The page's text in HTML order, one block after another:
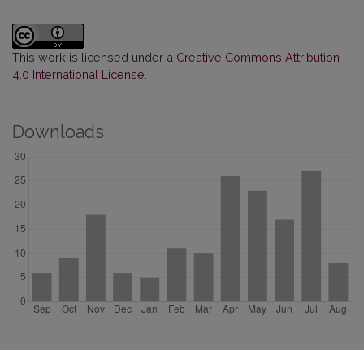
This work is licensed under a Creative Commons Attribution
4.0 International License
Downloads